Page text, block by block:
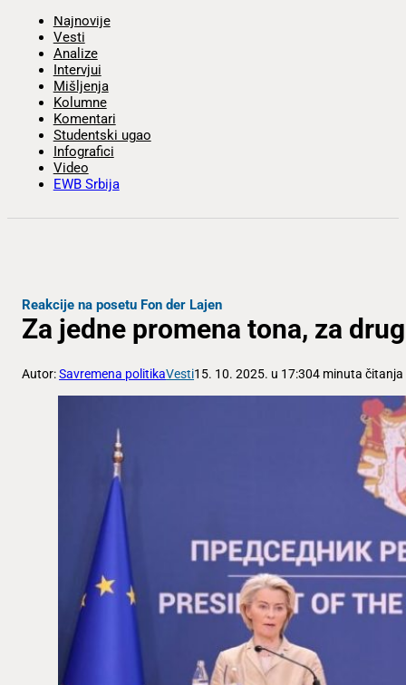
Najnovije
Vesti
Analize
Intervjui
Mišljenja
Kolumne
Komentari
Studentski ugao
Infografici
Video
EWB Srbija
Reakcije na posetu Fon der Lajen
Za jedne promena tona, za
Autor:Savremena politikaVesti15. 10. 2025. u 17:304 minuta čitanja